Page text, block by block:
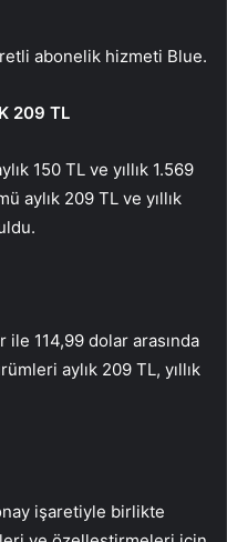
abonelik hizmeti Blue.
209 TL
150 TL ve yıllık 1.569
aylık 209 TL ve yıllık
ile 114,99 dolar arasında
aylık 209 TL, yıllık
işaretiyle birlikte